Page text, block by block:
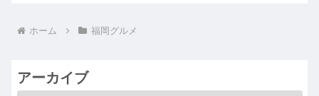
ホーム 福岡グルメ
アーカイブ